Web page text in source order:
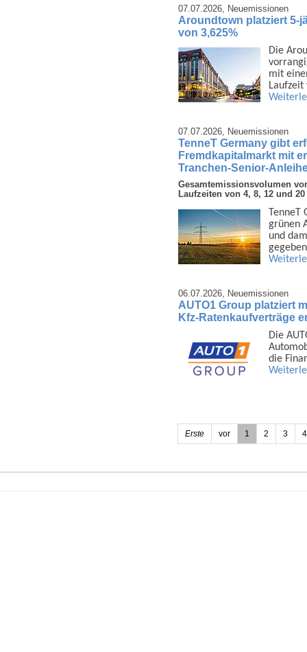
07.07.2026, Neuemissionen
Aroundtown platziert 5-
von 3,625%
Die
mit
Laufzeit
07.07.2026, Neuemissionen
TenneT Germany gibt
Fremdkapitalmarkt mit
Tranchen-Senior-
Gesamtemissionsvolumen
Laufzeiten von 4, 8, 12 und
grünen
und
06.07.2026, Neuemissionen
AUTO1 Group platziert
Kfz-Ratenkaufverträge
Die
die
Erste vor 1 2 3 4